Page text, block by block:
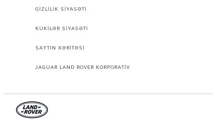
GİZLİLİK SİYASƏTİ
KUKİLƏR SİYASƏTİ
SAYTIN XƏRİTƏSİ
JAGUAR LAND ROVER KORPORATİV